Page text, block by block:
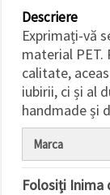
Descriere
Exprimați-vă
material PET.
calitate,
iubirii, ci și al
handmade și
Marca
Folosiți Inima